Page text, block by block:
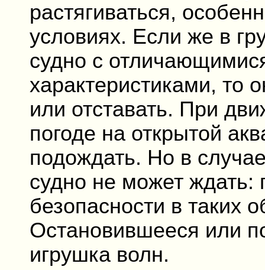
растягиваться,
условиях. Если же в
судно с
характеристиками, то
или отставать. При
погоде на открытой
подождать. Но в
судно не может ждать:
безопасности в таких
Остановившееся или
игрушка волн.